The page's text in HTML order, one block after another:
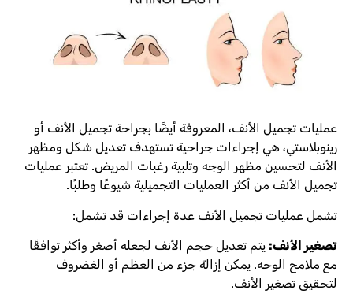
عمليات تجميل الأنف، المعروفة أيضًا بجراحة تجميل الأنف أو
رينوبلاستي، هي إجراءات جراحية تستهدف تعديل شكل ومظهر
الأنف لتحسين مظهر الوجه وتلبية رغبات المريض. تعتبر عمليات
تجميل الأنف من أكثر العمليات التجميلية شيوعًا وطلبًا.
تشمل عمليات تجميل الأنف عدة إجراءات قد تشمل:
تصغير الأنف: يتم تعديل حجم الأنف لجعله أصغر وأكثر توافقًا
مع ملامح الوجه. يمكن إزالة جزء من العظم أو الغضروف
لتحقيق تصغير الأنف.